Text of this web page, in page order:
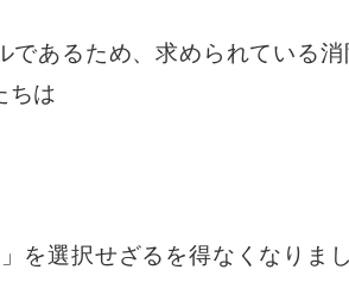
あるため、求められている
ちは
選択せざるを得なくなりまし